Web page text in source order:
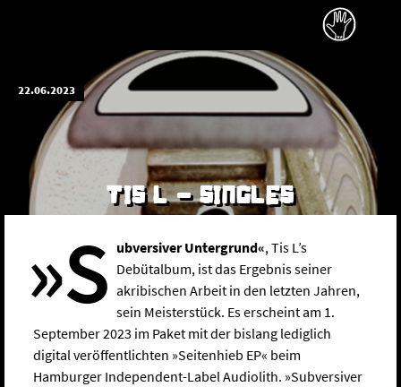
22.06.2023
TIS L - SINGLES
»S ubversiver Untergrund«, Tis L’s
Debütalbum, ist das Ergebnis seiner
akribischen Arbeit in den letzten Jahren,
sein Meisterstück. Es erscheint am 1.
September 2023 im Paket mit der bislang lediglich
digital veröffentlichten »Seitenhieb EP« beim
Hamburger Independent-Label Audiolith. »Subversiver